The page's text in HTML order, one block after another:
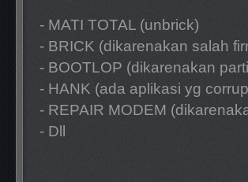
- MATI TOTAL (unbrick)
- BRICK (dikarenakan salah
- BOOTLOP (dikarenakan
- HANK (ada aplikasi yg
- REPAIR MODEM
- Dll